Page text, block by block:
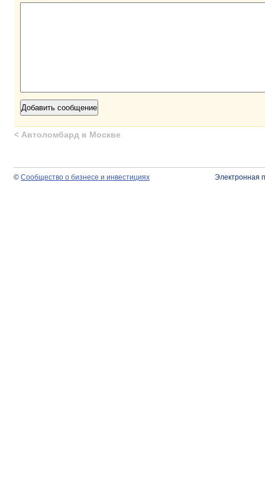
< Автоломбард в Москве
© Сообщество о бизнесе и инвестициях Электронная